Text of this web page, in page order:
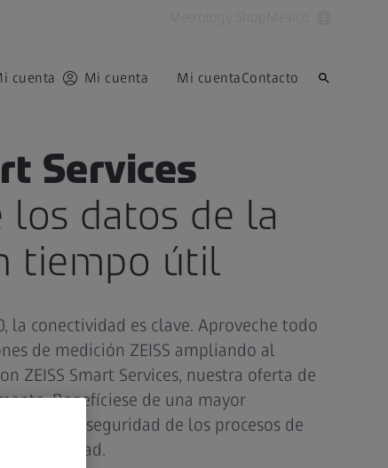
cuenta Mi cuenta Mi cuentaContacto
Services
los datos de la
tiempo útil
la conectividad es clave. Aproveche todo
de medición ZEISS ampliando al
ZEISS Smart Services, nuestra oferta de
Benefíciese de una mayor
de la seguridad de los procesos de